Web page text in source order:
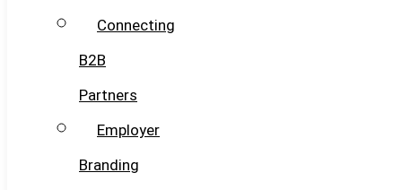
Connecting
B2B
Partners
Employer
Branding